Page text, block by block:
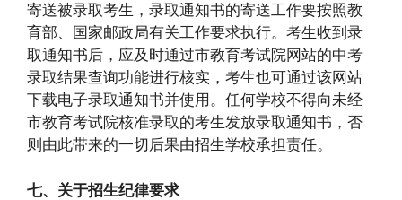
寄送被录取考生，录取通知书的寄送工作要按照教
育部、国家邮政局有关工作要求执行。考生收到录
取通知书后，应及时通过市教育考试院网站的中考
录取结果查询功能进行核实，考生也可通过该网站
下载电子录取通知书并使用。任何学校不得向未经
市教育考试院核准录取的考生发放录取通知书，否
则由此带来的一切后果由招生学校承担责任。
七、关于招生纪律要求